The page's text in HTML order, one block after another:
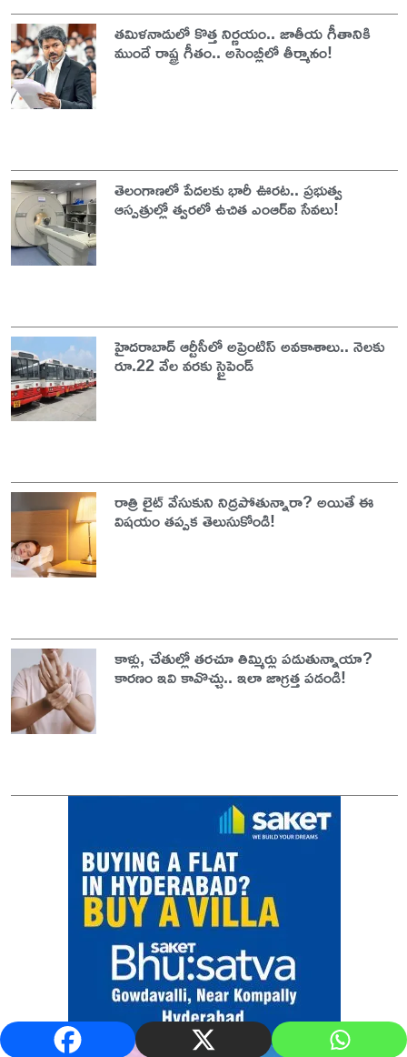
తమిళనాడులో కొత్త నిర్ణయం.. జాతీయ గీతానికి
ముందే రాష్ట్ర గీతం.. అసెంబ్లీలో తీర్మానం!
తెలంగాణలో పేదలకు భారీ ఊరట.. ప్రభుత్వ
ఆస్పత్రుల్లో త్వరలో ఉచిత ఎంఆర్‌ఐ సేవలు!
హైదరాబాద్‌ ఆర్టీసీలో అప్రెంటిస్‌ అవకాశాలు.. నెలకు
రూ.22 వేల వరకు స్టైపెండ్
రాత్రి లైట్ వేసుకుని నిద్రపోతున్నారా? అయితే ఈ
విషయం తప్పక తెలుసుకోండి!
కాళ్లు, చేతుల్లో తరచూ తిమ్మిర్లు పడుతున్నాయా?
కారణం ఇవి కావొచ్చు.. ఇలా జాగ్రత్త పడండి!